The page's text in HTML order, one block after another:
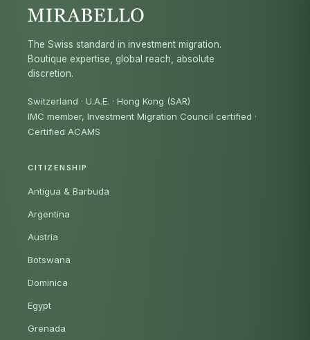
The Swiss standard in investment migration.
Boutique expertise, global reach, absolute
discretion.
Switzerland · U.A.E. · Hong Kong (SAR)
IMC member, Investment Migration Council certified ·
Certified ACAMS
CITIZENSHIP
Antigua & Barbuda
Argentina
Austria
Botswana
Dominica
Egypt
Grenada